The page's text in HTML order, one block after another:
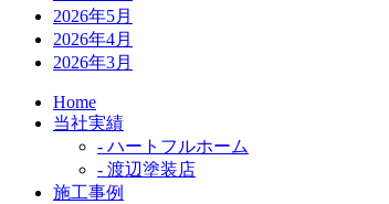
2026年5月
2026年4月
2026年3月
Home
当社実績
- ハートフルホーム
- 渡辺塗装店
施工事例